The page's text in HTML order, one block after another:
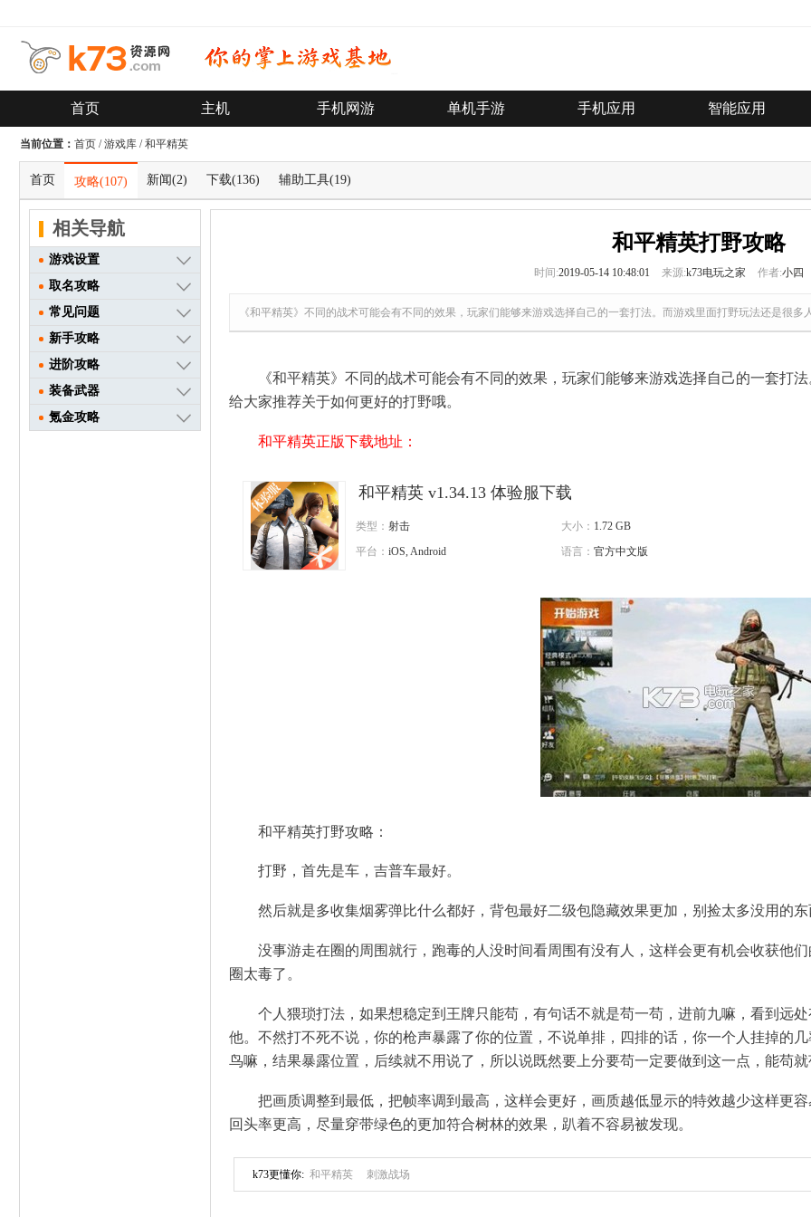
首页 主机 手机网游 单机手游 手机应用 智能应用
当前位置： 首页 /游戏库 /和平精英
首页 攻略(107) 新闻(2) 下载(136) 辅助工具(19)
和平精英打野攻略
时间:2019-05-14 10:48:01 来源:k73电玩之家 作者:小四
《和平精英》不同的战术可能会有不同的效果，玩家们能够来游戏选择自己的一套打法。而游戏里面打野玩法还是很
《和平精英》不同的战术可能会有不同的效果，玩家们能够来游戏选择自己的一套打
给大家推荐关于如何更好的打野哦。
和平精英正版下载地址：
和平精英 v1.34.13 体验服下载
类型： 射击 大小： 1.72 GB
平台： iOS, Android 语言： 官方中文版
和平精英打野攻略：
打野，首先是车，吉普车最好。
然后就是多收集烟雾弹比什么都好，背包最好二级包隐藏效果更加，别捡太多没用的
没事游走在圈的周围就行，跑毒的人没时间看周围有没有人，这样会更有机会收获他
圈太毒了。
个人猥琐打法，如果想稳定到王牌只能苟，有句话不就是苟一苟，进前九嘛，看到远
他。不然打不死不说，你的枪声暴露了你的位置，不说单排，四排的话，你一个人挂掉的
鸟嘛，结果暴露位置，后续就不用说了，所以说既然要上分要苟一定要做到这一点，能苟
把画质调整到最低，把帧率调到最高，这样会更好，画质越低显示的特效越少这样更
回头率更高，尽量穿带绿色的更加符合树林的效果，趴着不容易被发现。
k73更懂你: 和平精英 刺激战场
相关导航
游戏设置
取名攻略
常见问题
新手攻略
进阶攻略
装备武器
氪金攻略